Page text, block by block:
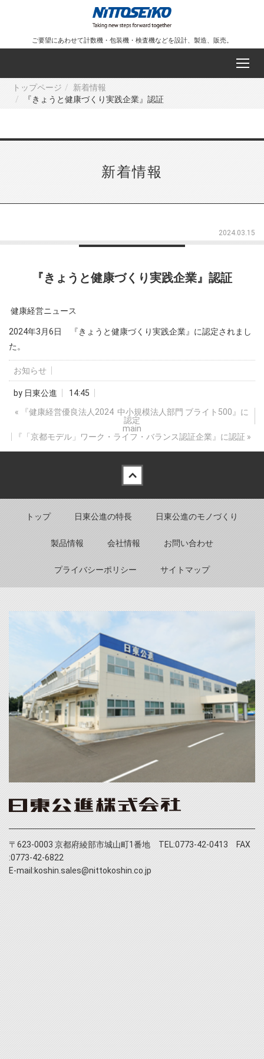
ご要望にあわせて計数機・包装機・検査機などを設計、製造、販売。
トップページ
新着情報
『きょうと健康づくり実践企業』認証
新着情報
2024.03.15
『きょうと健康づくり実践企業』認証
健康経営ニュース
2024年3月6日 『きょうと健康づくり実践企業』に認定されまし
た。
お知らせ
by 日東公進
14:45
«
『健康経営優良法人2024 中小規模法人部門 ブライト500』に
認定
main
『「京都モデル」ワーク・ライフ・バランス認証企業』に認証 »
トップ 日東公進の特長 日東公進のモノづくり
製品情報 会社情報 お問い合わせ
プライバシーポリシー サイトマップ
〒623-0003 京都府綾部市城山町1番地 TEL:0773-42-0413 FAX
:0773-42-6822
E-mail:koshin.sales@nittokoshin.co.jp
Back to top